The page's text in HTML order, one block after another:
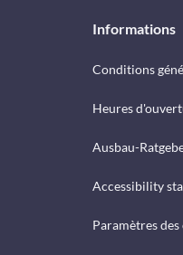
Informations
Conditions
Heures
Ausbau-
Accessibility
Paramètres